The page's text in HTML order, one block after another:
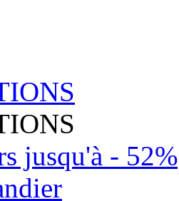
jusqu'à - 52%